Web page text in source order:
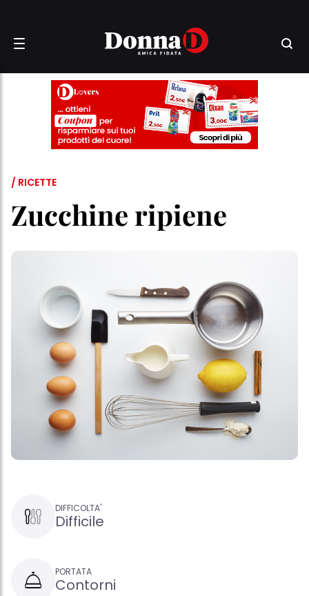
/ RICETTE
Zucchine ripiene
DIFFICOLTA'
Difficile
PORTATA
Contorni